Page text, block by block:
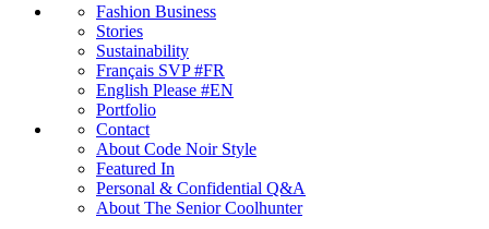
Fashion Business
Stories
Sustainability
Français SVP #FR
English Please #EN
Portfolio
Contact
About Code Noir Style
Featured In
Personal & Confidential Q&A
About The Senior Coolhunter